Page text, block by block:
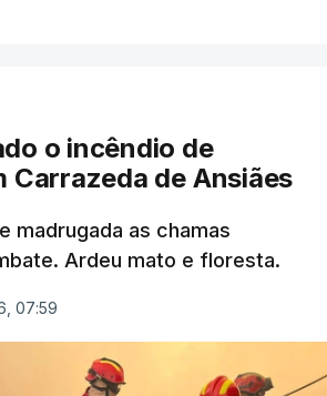
ESTÁ NESTE
o incêndio de
Carrazeda de Ansiães
madrugada as chamas
Ardeu mato e floresta.
07:59